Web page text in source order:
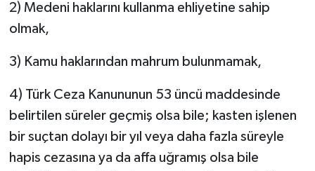
2) Medeni haklarını kullanma ehliyetine sahip
olmak,
3) Kamu haklarından mahrum bulunmamak,
4) Türk Ceza Kanununun 53 üncü maddesinde
belirtilen süreler geçmiş olsa bile; kasten işlenen
bir suçtan dolayı bir yıl veya daha fazla süreyle
hapis cezasına ya da affa uğramış olsa bile